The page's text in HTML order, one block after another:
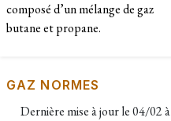
composé d’un mélange de gaz
butane et propane.
GAZ NORMES
Dernière mise à jour le04/02 à